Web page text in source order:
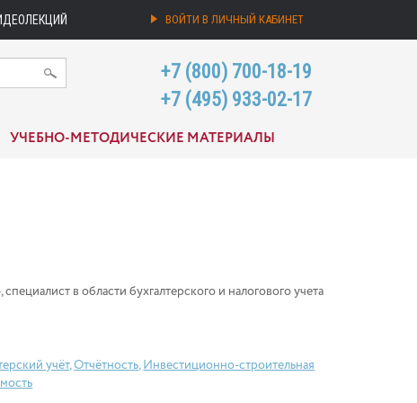
ВОЙТИ В ЛИЧНЫЙ КАБИНЕТ
+7 (800) 700-18-19
+7 (495) 933-02-17
УЧЕБНО-МЕТОДИЧЕСКИЕ МАТЕРИАЛЫ
в области бухгалтерского и налогового учета
учёт,Отчётность,Инвестиционно-строительная